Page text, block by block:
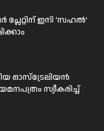
പ്ലേറ്റിന് ഇനി ‘സഹൽ’
ഓസ്ട്രേലിയൻ
സ്വീകരിച്ച്